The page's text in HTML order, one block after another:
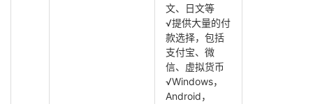
文、日文等
√提供大量的付
款选择，包括
支付宝、微
信、虚拟货币
√Windows，
Android，